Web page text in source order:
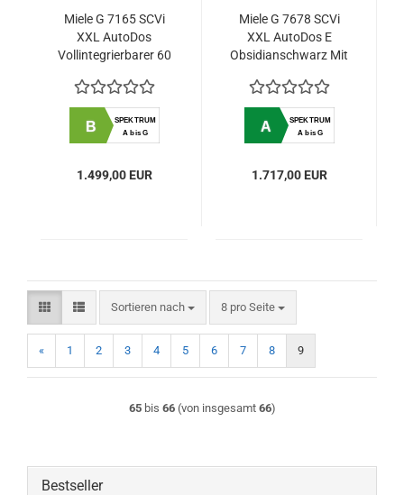
Miele G 7165 SCVi
XXL AutoDos
Vollintegrierbarer 60
B
SPEKTRUM
A bis G
1.499,00 EUR
Miele G 7678 SCVi
XXL AutoDos E
Obsidianschwarz Mit
Dosierung dank
AutoDos mit
integrierter
PowerDisk.
A
SPEKTRUM
A bis G
1.717,00 EUR
Sortieren nach
Sortieren nach 8 pro Seite
pro Seite
« 1 2 3 4 5 6 7 8 9
65bis 66(von insgesamt 66)
Bestseller